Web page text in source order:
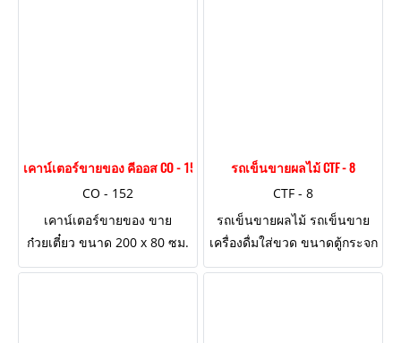
เคาน์เตอร์ขายของ คีออส CO - 152
CO - 152
เคาน์เตอร์ขายของ ขาย
ก๋วยเตี๋ยว ขนาด 200 x 80 ซม.
ตกแต่งงานไม้สีดำ เจาะช่องใส่
รถเข็นขายผลไม้ CTF - 8
CTF - 8
รถเข็นขายผลไม้ รถเข็นขาย
เครื่องดื่มใส่ขวด ขนาดตู้กระจก
110 ซม.